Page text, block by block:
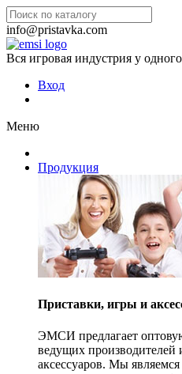
info@pristavka.com
Вся игровая индустрия у
Вход
Меню
Продукция
Приставки, игры и
ЭМСИ предлагает
ведущих производителей
аксессуаров. Мы